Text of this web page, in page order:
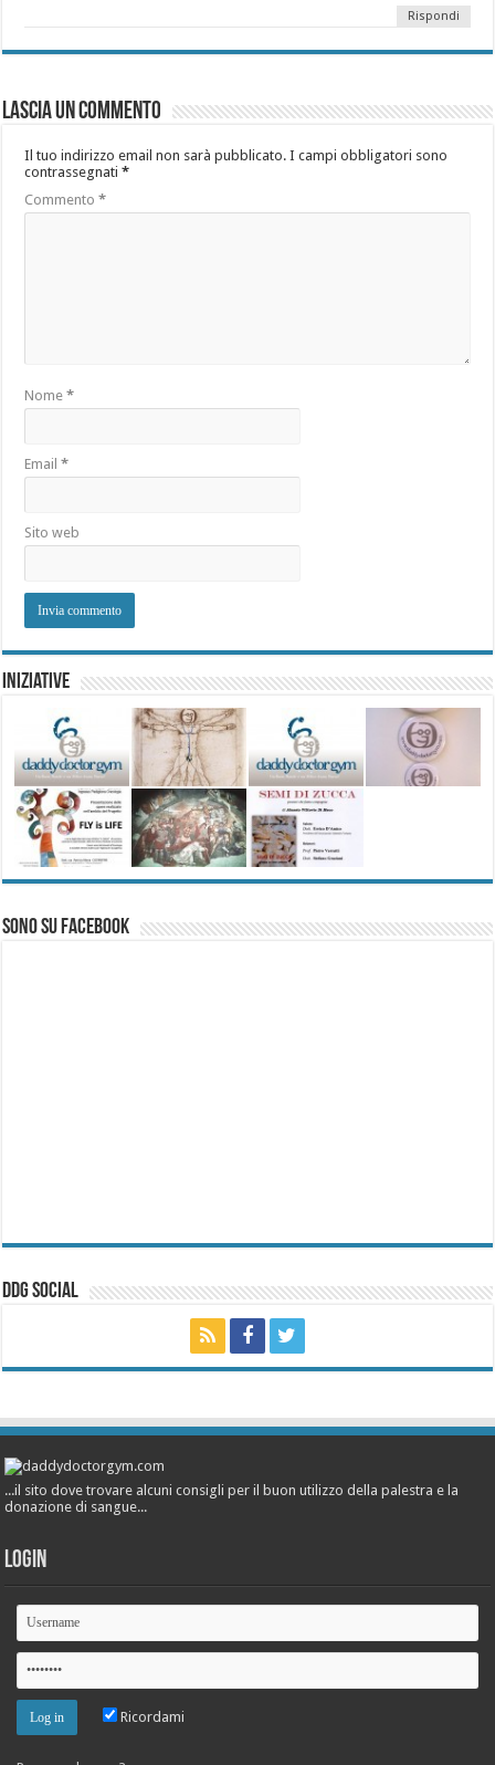
Rispondi
Lascia un commento
Il tuo indirizzo email non sarà pubblicato. I campi obbligatori sono
contrassegnati*
Commento*
Nome*
Email*
Sito web
Iniziative
Sono su Facebook
ddg Social
...il sito dove trovare alcuni consigli per il buon utilizzo della palestra e la
donazione di sangue...
Login
Ricordami